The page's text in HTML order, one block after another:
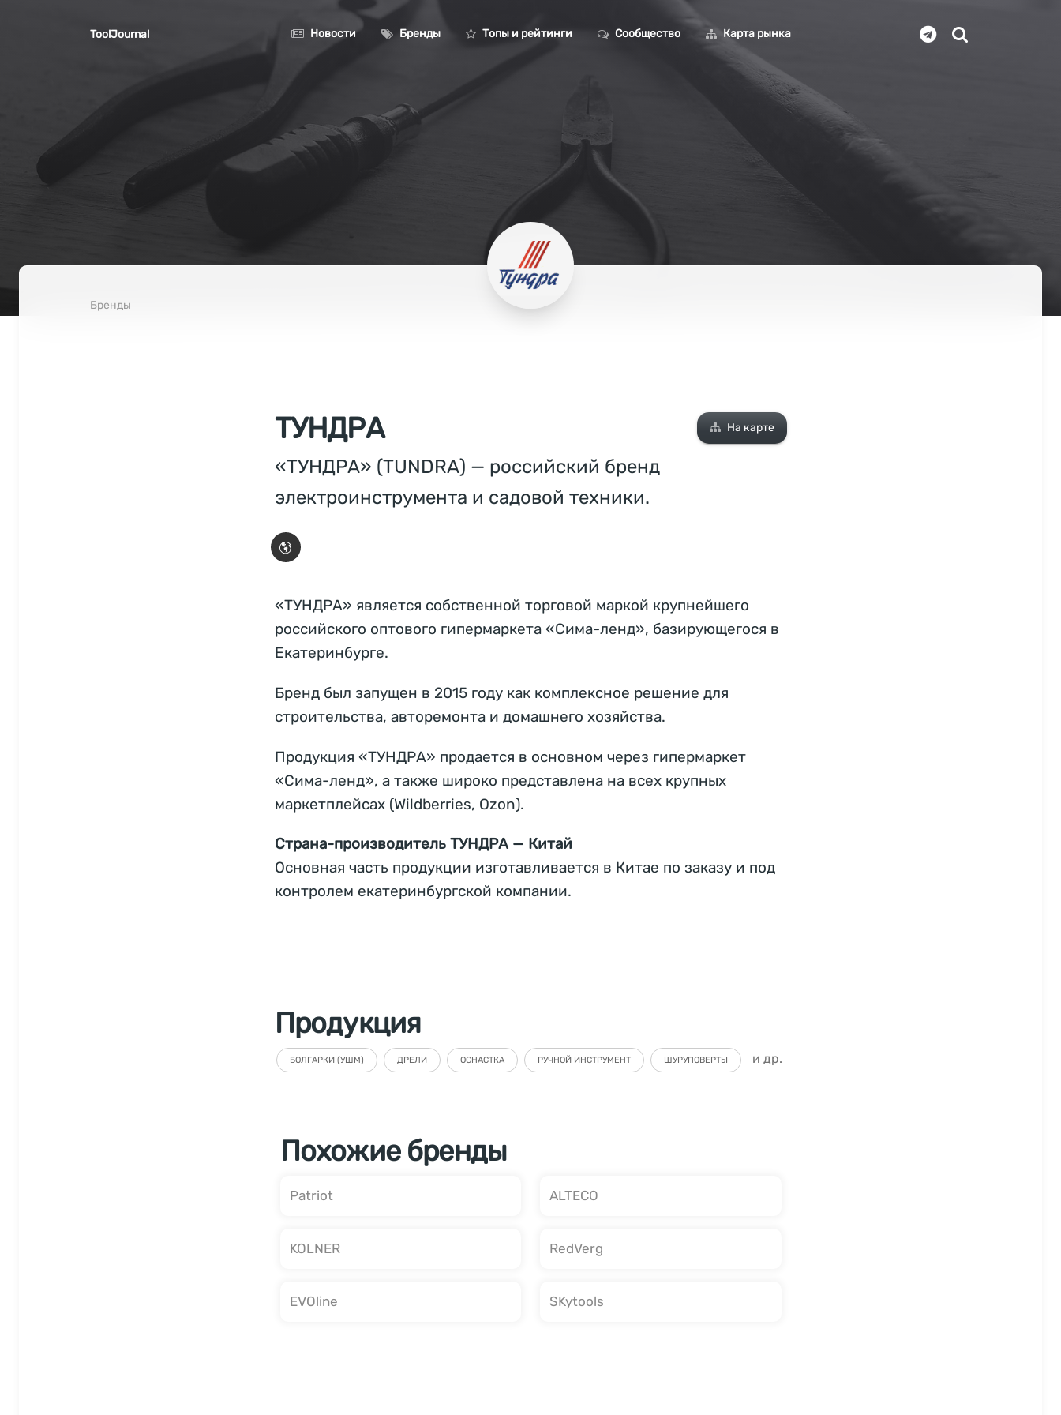
ToolJournal Новости Бренды Топы и рейтинги Сообщество Карта рынка
Бренды
ТУНДРА На карте
«ТУНДРА» (TUNDRA) — российский бренд
электроинструмента и садовой техники.
«ТУНДРА» является собственной торговой маркой крупнейшего
российского оптового гипермаркета «Сима-ленд», базирующегося в
Екатеринбурге.
Бренд был запущен в 2015 году как комплексное решение для
строительства, авторемонта и домашнего хозяйства.
Продукция «ТУНДРА» продается в основном через гипермаркет
«Сима-ленд», а также широко представлена на всех крупных
маркетплейсах (Wildberries, Ozon).
Страна-производитель ТУНДРА — Китай
Основная часть продукции изготавливается в Китае по заказу и под
контролем екатеринбургской компании.
Продукция
БОЛГАРКИ (УШМ) ДРЕЛИ ОСНАСТКА РУЧНОЙ ИНСТРУМЕНТ ШУРУПОВЕРТЫ и др.
Похожие бренды
Patriot ALTECO
KOLNER RedVerg
EVOline SKytools